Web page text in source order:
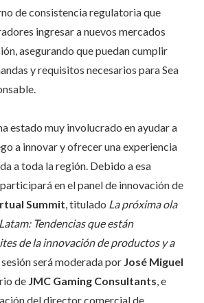
de consistencia regulatoria que
ingresar a nuevos mercados
asegurando que puedan cumplir
y requisitos necesarios para Sea
estado muy involucrado en ayudar a
a innovar y ofrecer una experiencia
a toda la región. Debido a esa
participará en el panel de innovación de
Summit , titulado La próxima ola
Tendencias que están
de la innovación de productos y a
sesión será moderada por José Miguel
de JMC Gaming Consultants , e
del director comercial de